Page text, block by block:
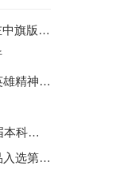
作品赏析
画中传
画方向）
画暨藏书票展